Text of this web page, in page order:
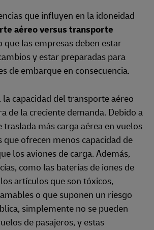
que influyen en la idoneidad
aéreo versus transporte
que las empresas deben estar
y estar preparadas para
de embarque en consecuencia.
la capacidad del transporte aéreo
de la creciente demanda. Debido a
traslada más carga aérea en vuelos
que ofrecen menos capacidad de
los aviones de carga. Además,
como las baterías de iones de
artículos que son tóxicos,
o que suponen un riesgo
simplemente no se pueden
de pasajeros, y estas